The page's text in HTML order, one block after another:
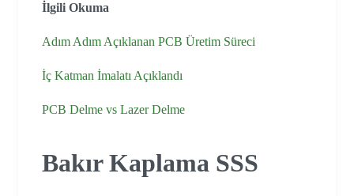
İlgili Okuma
Adım Adım Açıklanan PCB Üretim Süreci
İç Katman İmalatı Açıklandı
PCB Delme vs Lazer Delme
Bakır Kaplama SSS